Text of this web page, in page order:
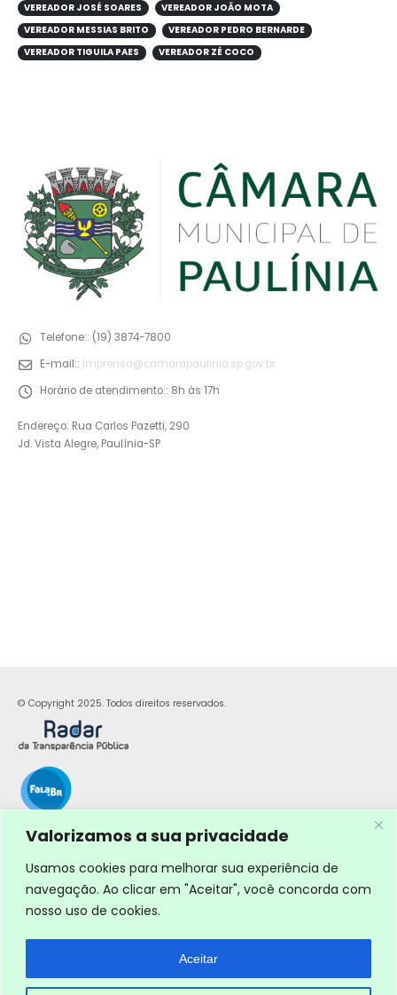
Valorizamos a sua privacidade
Usamos cookies para melhorar sua experiência de
navegação. Ao clicar em "Aceitar", você concorda com
nosso uso de cookies.
Aceitar
VEREADOR JOSÉ SOARES
VEREADOR JOÃO MOTA
VEREADOR MESSIAS BRITO
VEREADOR PEDRO BERNARDE
VEREADOR TIGUILA PAES
VEREADOR ZÉ COCO
Telefone:: (19) 3874-7800
E-mail:: imprensa@camarapaulinia.sp.gov.br
Horário de atendimento:: 8h às 17h
Endereço: Rua Carlos Pazetti, 290
Jd. Vista Alegre, Paulínia-SP
© Copyright 2025. Todos direitos reservados.